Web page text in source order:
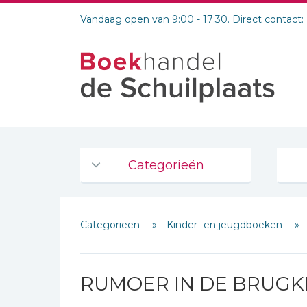
Vandaag open van 9:00 - 17:30. Direct contact:
Categorieën
De Bijbel
Bijbelse Dagboeken 2026
Bijbelstudie groepen
Categorieën Kinder- en jeugdboeken
RUMOER IN DE